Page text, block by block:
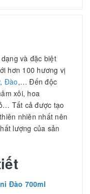
và đặc biệt
hơn 100 hương vị
, Đào,… Đến độc
xôi, hoa
Tất cả được tạo
nhiên nhất nên
lượng của sản
Đào 700ml